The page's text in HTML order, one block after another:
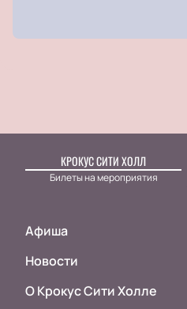
КРОКУС СИТИ ХОЛЛ
Билеты на мероприятия
Афиша
Новости
О Крокус Сити Холле